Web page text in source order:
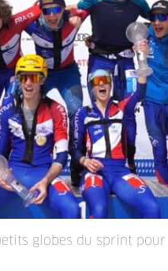
globes du sprint pour